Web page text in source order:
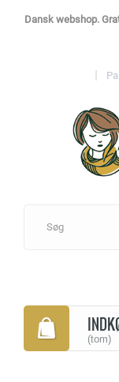
Dansk webshop.
(tom)